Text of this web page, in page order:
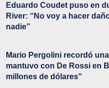
Eduardo Coudet puso en
River: “No voy a hacer
nadie”
Mario Pergolini recordó
mantuvo con De Rossi en
millones de dólares"